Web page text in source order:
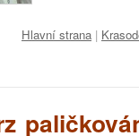
Hlavní strana |